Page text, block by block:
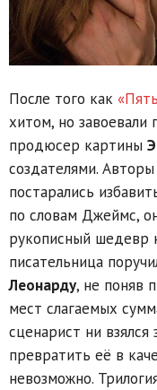
После того как
хитом, но завоевали
продюсер картины
создателями.
постарались
по словам Джеймс,
рукописный шедевр
писательница
Леонарду, не поняв
мест слагаемых
сценарист ни
превратить её в
невозможно.